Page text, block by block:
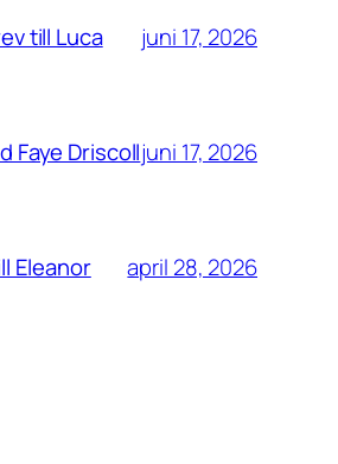
till Luca juni 17, 2026
Faye Driscolljuni 17, 2026
Eleanor april 28, 2026